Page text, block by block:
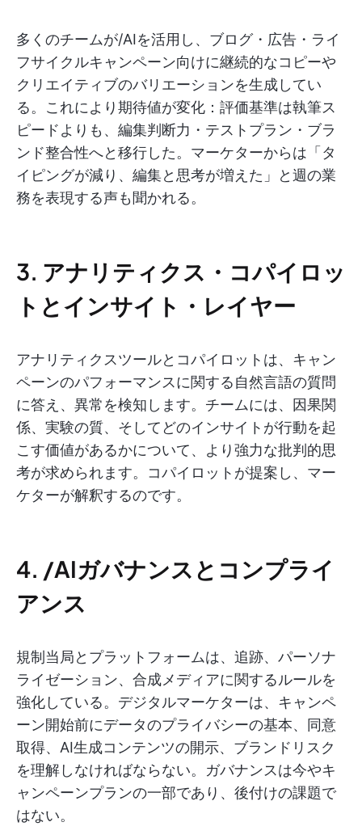
多くのチームが/AIを活用し、ブログ・広告・ライ
フサイクルキャンペーン向けに継続的なコピーや
クリエイティブのバリエーションを生成してい
る。これにより期待値が変化：評価基準は執筆ス
ピードよりも、編集判断力・テストプラン・ブラ
ンド整合性へと移行した。マーケターからは「タ
イピングが減り、編集と思考が増えた」と週の業
務を表現する声も聞かれる。
3. アナリティクス・コパイロッ
トとインサイト・レイヤー
アナリティクスツールとコパイロットは、キャン
ペーンのパフォーマンスに関する自然言語の質問
に答え、異常を検知します。チームには、因果関
係、実験の質、そしてどのインサイトが行動を起
こす価値があるかについて、より強力な批判的思
考が求められます。コパイロットが提案し、マー
ケターが解釈するのです。
4. /AIガバナンスとコンプライ
アンス
規制当局とプラットフォームは、追跡、パーソナ
ライゼーション、合成メディアに関するルールを
強化している。デジタルマーケターは、キャンペ
ーン開始前にデータのプライバシーの基本、同意
取得、AI生成コンテンツの開示、ブランドリスク
を理解しなければならない。ガバナンスは今やキ
ャンペーンプランの一部であり、後付けの課題で
はない。